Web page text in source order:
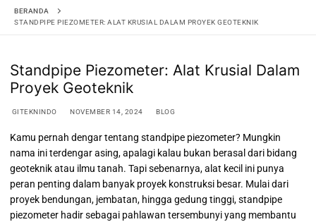
Lompat
BERANDA
STANDPIPE PIEZOMETER: ALAT KRUSIAL DALAM PROYEK GEOTEKNIK
Standpipe Piezometer: Alat Krusial Dalam
Proyek Geoteknik
GITEKNINDO NOVEMBER 14, 2024 BLOG
Kamu pernah dengar tentang standpipe piezometer? Mungkin
nama ini terdengar asing, apalagi kalau bukan berasal dari bidang
geoteknik atau ilmu tanah. Tapi sebenarnya, alat kecil ini punya
peran penting dalam banyak proyek konstruksi besar. Mulai dari
proyek bendungan, jembatan, hingga gedung tinggi, standpipe
piezometer hadir sebagai pahlawan tersembunyi yang membantu